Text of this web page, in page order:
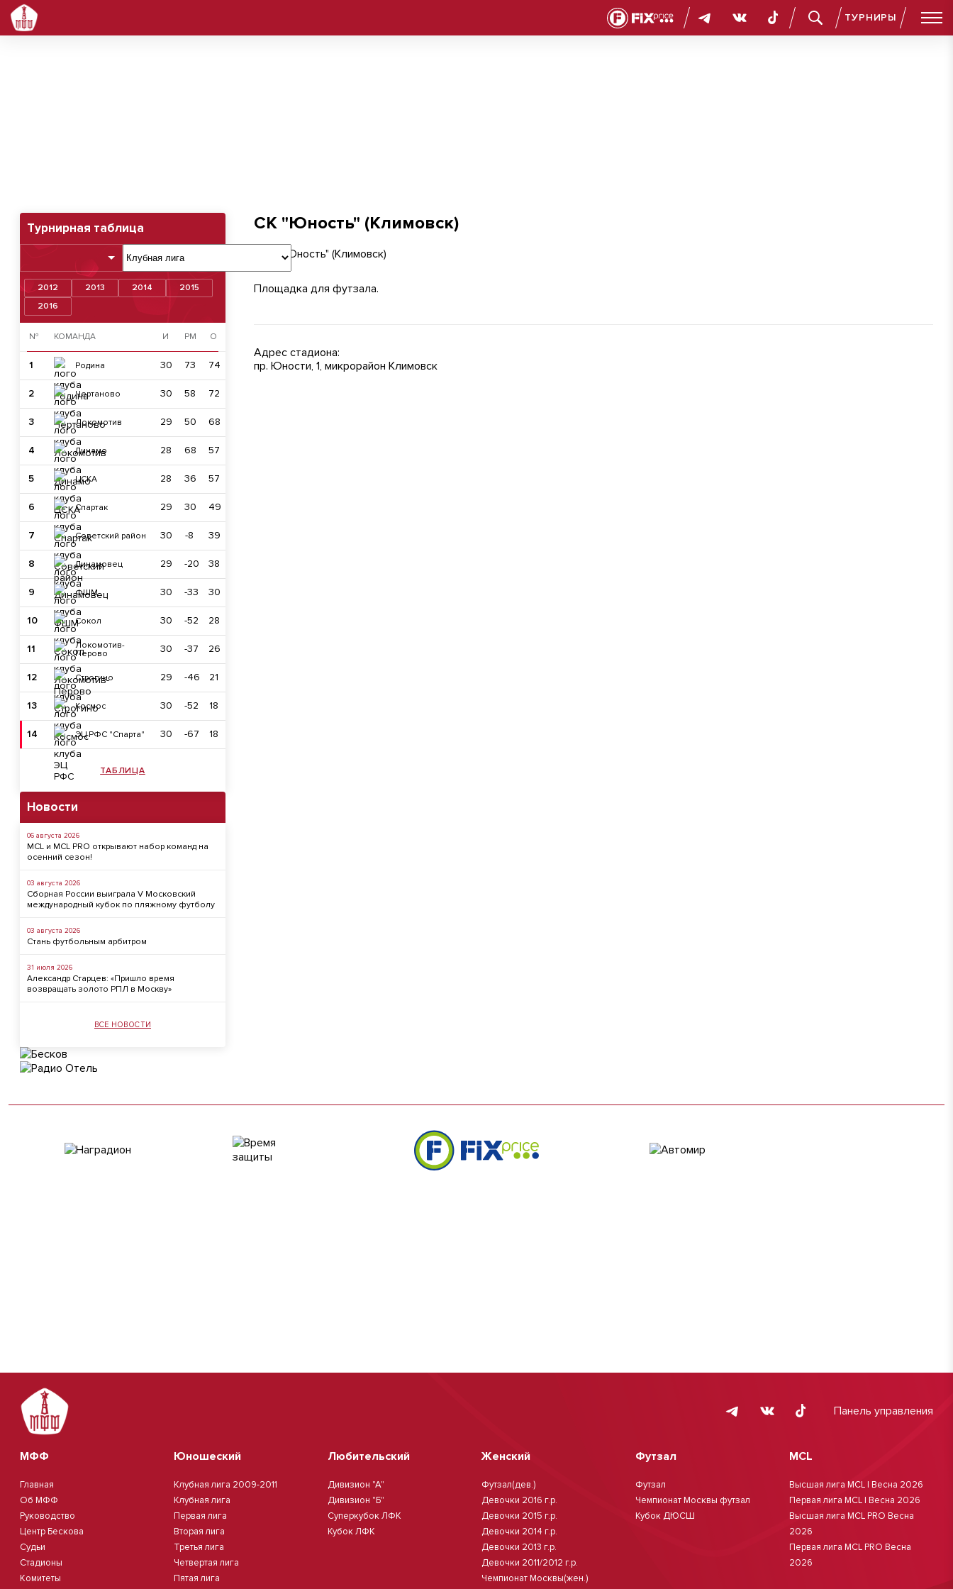
ТУРНИРЫ
СК "Юность" (Климовск)
Турнирная таблица
2012 2013 2014
2015
2016
№ КОМАНДА И РМ О
1 Родина 30 73 74
2 Чертаново 30 58 72
3 Локомотив 29 50 68
4 Динамо 28 68 57
5 ЦСКА 28 36 57
6 Спартак 29 30 49
7 Советский район 30 -8 39
8 Динамовец 29 -20 38
9 ФШМ 30 -33 30
10 Сокол 30 -52 28
11
Локомотив-
Перово
30 -37 26
12 Строгино 29 -46 21
13 Космос 30 -52 18
14 ЭЦ РФС "Спарта" 30 -67 18
ТАБЛИЦА
Новости
06 августа 2026
MCL и MCL PRO открывают набор команд на
осенний сезон!
03 августа 2026
Сборная России выиграла V Московский
международный кубок по пляжному футболу
03 августа 2026
Стань футбольным арбитром
31 июля 2026
Александр Старцев: «Пришло время
возвращать золото РПЛ в Москву»
ВСЕ НОВОСТИ
СК "Юность" (Климовск)
Площадка для футзала.
Адрес стадиона:
пр. Юности, 1, микрорайон Климовск
Панель управления
МФФ
Главная
Об МФФ
Руководство
Центр Бескова
Судьи
Стадионы
Комитеты
Юношеский
Клубная лига 2009-2011
Клубная лига
Первая лига
Вторая лига
Третья лига
Четвертая лига
Пятая лига
Любительский
Дивизион "А"
Дивизион "Б"
Суперкубок ЛФК
Кубок ЛФК
Женский
Футзал(дев.)
Девочки 2016 г.р.
Девочки 2015 г.р.
Девочки 2014 г.р.
Девочки 2013 г.р.
Девочки 2011/2012 г.р.
Чемпионат Москвы(жен.)
Футзал
Футзал
Чемпионат Москвы футзал
Кубок ДЮСШ
MCL
Высшая лига MCL | Весна 2026
Первая лига MCL | Весна 2026
Высшая лига MCL PRO Весна
2026
Первая лига MCL PRO Весна
2026